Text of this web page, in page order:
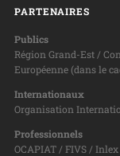
PARTENAIRES
Publics
Région Grand-Est /
Européenne (dans le
Internationaux
Organisation
Professionnels
OCAPIAT / FIVS /